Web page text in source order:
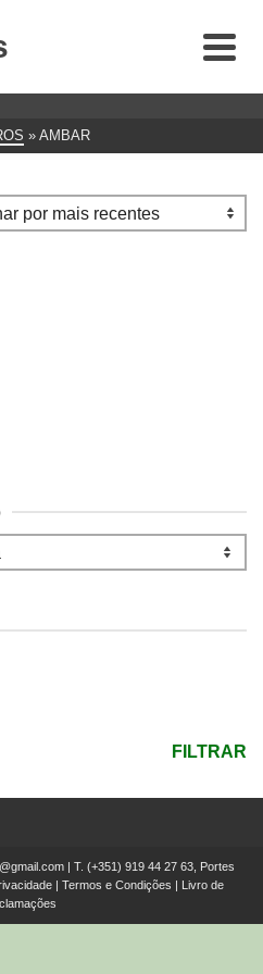
» AMBAR
FILTRAR
| T. (+351) 919 44 27 63, Portes
| Termos e Condições
Livro de